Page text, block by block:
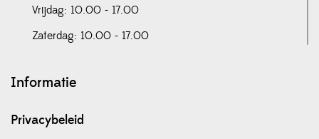
Vrijdag: 10.00 - 17.00
Zaterdag: 10.00 - 17.00
Informatie
Privacybeleid